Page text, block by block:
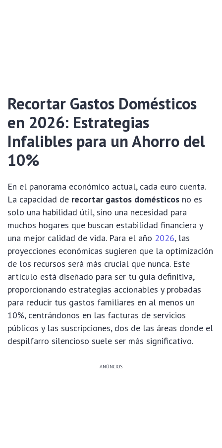
Recortar Gastos Domésticos
en 2026: Estrategias
Infalibles para un Ahorro del
10%
En el panorama económico actual, cada euro cuenta.
La capacidad de recortar gastos domésticos no es
solo una habilidad útil, sino una necesidad para
muchos hogares que buscan estabilidad financiera y
una mejor calidad de vida. Para el año 2026, las
proyecciones económicas sugieren que la optimización
de los recursos será más crucial que nunca. Este
artículo está diseñado para ser tu guía definitiva,
proporcionando estrategias accionables y probadas
para reducir tus gastos familiares en al menos un
10%, centrándonos en las facturas de servicios
públicos y las suscripciones, dos de las áreas donde el
despilfarro silencioso suele ser más significativo.
ANÚNCIOS